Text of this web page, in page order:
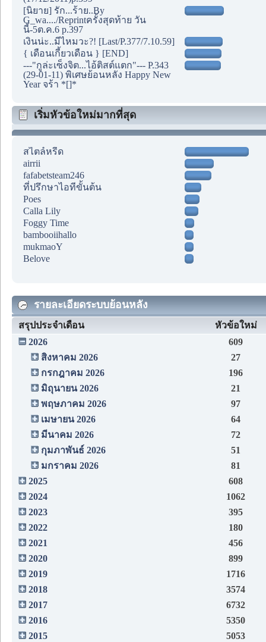
[นิยาย] รัก...ร้าย..By
G_wa..../Reprintครั้งสุดท้าย วัน
นี้-5ต.ค.6 p.397
เงินน่ะ..มีไหมวะ?! [Last/P.377/7.10.59]
{ เดือนเกี้ยวเดือน } [END]
---"กูล่ะเซ็งจิต...ไอ้ติสต์แตก"--- P.343
(29-01-11) พิเศษย้อนหลัง Happy New
Year จร้า *[]*
เริ่มหัวข้อใหม่มากที่สุด
สไตล์หรีด
airrii
fafabetsteam246
ที่ปรึกษาไอทีขั้นต้น
Poes
Calla Lily
Foggy Time
bambooiihallo
mukmaoY
Belove
รายละเอียดระบบย้อนหลัง
สรุปประจำเดือน
หัวข้อใหม่
2026
609
สิงหาคม 2026
27
กรกฎาคม 2026
196
มิถุนายน 2026
21
พฤษภาคม 2026
97
เมษายน 2026
64
มีนาคม 2026
72
กุมภาพันธ์ 2026
51
มกราคม 2026
81
2025
608
2024
1062
2023
395
2022
180
2021
456
2020
899
2019
1716
2018
3574
2017
6732
2016
5350
2015
5053